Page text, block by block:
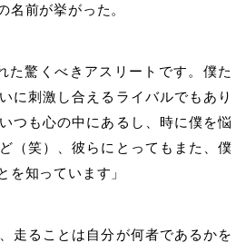
名前が挙がった。
た驚くべきアスリートです。僕た
に刺激し合えるライバルでもあり
つも心の中にあるし、時に僕を悩
（笑）、彼らにとってもまた、僕
を知っています」
走ることは自分が何者であるかを